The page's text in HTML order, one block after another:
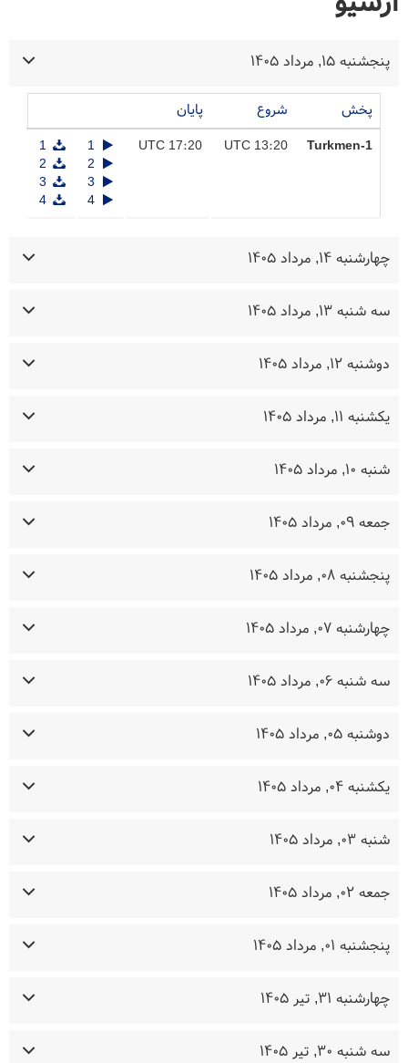
پنجشنبه ۱۵, مرداد ۱۴۰۵
پخش شروع پایان
Turkmen-1
13:20 UTC
17:20 UTC
چهارشنبه ۱۴, مرداد ۱۴۰۵
سه شنبه ۱۳, مرداد ۱۴۰۵
دوشنبه ۱۲, مرداد ۱۴۰۵
یکشنبه ۱۱, مرداد ۱۴۰۵
شنبه ۱۰, مرداد ۱۴۰۵
جمعه ۰۹, مرداد ۱۴۰۵
پنجشنبه ۰۸, مرداد ۱۴۰۵
چهارشنبه ۰۷, مرداد ۱۴۰۵
سه شنبه ۰۶, مرداد ۱۴۰۵
دوشنبه ۰۵, مرداد ۱۴۰۵
یکشنبه ۰۴, مرداد ۱۴۰۵
شنبه ۰۳, مرداد ۱۴۰۵
جمعه ۰۲, مرداد ۱۴۰۵
پنجشنبه ۰۱, مرداد ۱۴۰۵
چهارشنبه ۳۱, تیر ۱۴۰۵
سه شنبه ۳۰, تیر ۱۴۰۵